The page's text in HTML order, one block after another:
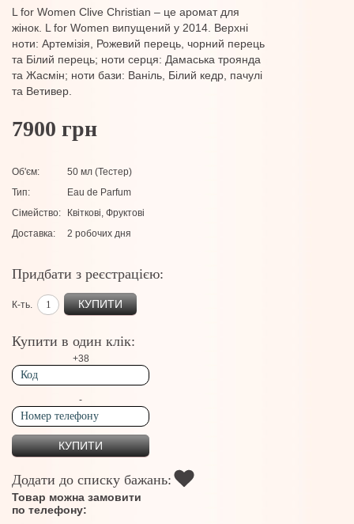
L for Women Clive Christian – це аромат для
жінок. L for Women випущений у 2014. Верхні
ноти: Артемізія, Рожевий перець, чорний перець
та Білий перець; ноти серця: Дамаська троянда
та Жасмін; ноти бази: Ваніль, Білий кедр, пачулі
та Ветивер.
Об'єм:
50 мл (Тестер)
Тип:
Eau de Parfum
Сімейство:
Квіткові, Фруктові
Доставка:
2 робочих дня
7900 грн
Придбати з реєстрацією:
К-ть. КУПИТИ
Купити в один клік:
+38
-
Додати до списку бажань:
Товар можна замовити
по телефону: